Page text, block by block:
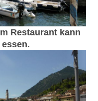
Restaurant kann